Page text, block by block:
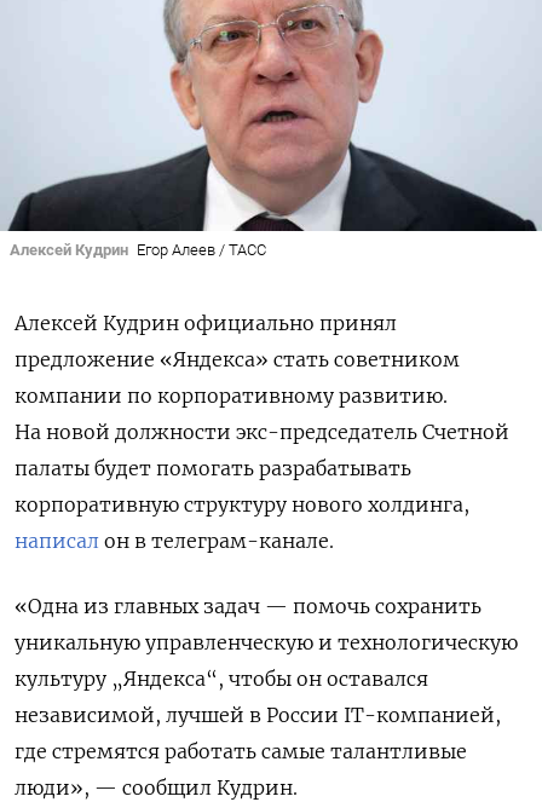
Алексей Кудрин Егор Алеев / ТАСС
Алексей Кудрин официально принял
предложение «Яндекса» стать советником
компании по корпоративному развитию.
На новой должности экс-председатель Счетной
палаты будет помогать разрабатывать
корпоративную структуру нового холдинга,
написал он в телеграм-канале.
«Одна из главных задач — помочь сохранить
уникальную управленческую и технологическую
культуру „Яндекса“, чтобы он оставался
независимой, лучшей в России IT-компанией,
где стремятся работать самые талантливые
люди», — сообщил Кудрин.